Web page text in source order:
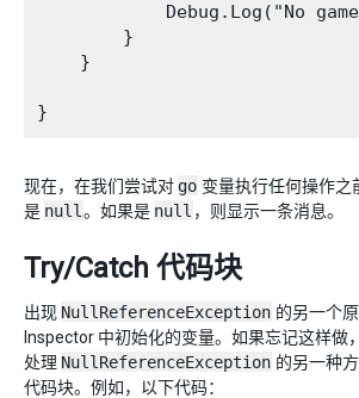
Debug.Log("No
        }
    }
现在，在我们尝试对 go 变量执行任何操作之
是 null 。如果是 null ，则显示一条消息。
Try/Catch 代码块
出现 NullReferenceException 的另一个
Inspector 中初始化的变量。如果忘记这样做
处理 NullReferenceException 的另一种
代码块。例如，以下代码：